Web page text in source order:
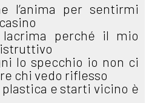
l’anima per sentirmi
perché il mio
lo specchio io non ci
chi vedo riflesso
e starti vicino è